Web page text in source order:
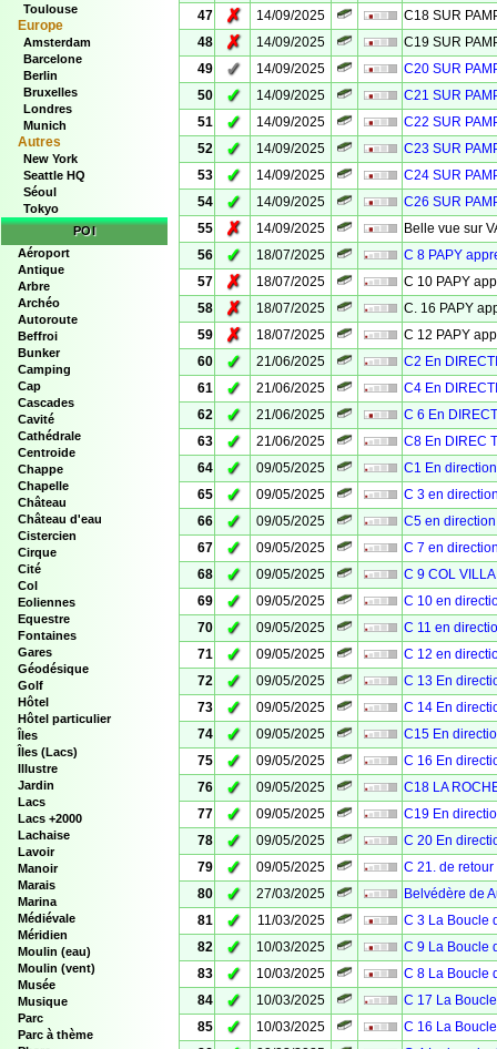
Toulouse
Europe
Amsterdam
Barcelone
Berlin
Bruxelles
Londres
Munich
Autres
New York
Seattle HQ
Séoul
Tokyo
POI
Aéroport
Antique
Arbre
Archéo
Autoroute
Beffroi
Bunker
Camping
Cap
Cascades
Cavité
Cathédrale
Centroide
Chappe
Chapelle
Château
Château d'eau
Cistercien
Cirque
Cité
Col
Eoliennes
Equestre
Fontaines
Gares
Géodésique
Golf
Hôtel
Hôtel particulier
Îles
Îles (Lacs)
Illustre
Jardin
Lacs
Lacs +2000
Lachaise
Lavoir
Manoir
Marais
Marina
Médiévale
Méridien
Moulin (eau)
Moulin (vent)
Musée
Musique
Parc
Parc à thème
47
✗ 14/09/2025
C18 SUR
48
✗ 14/09/2025
C19 SUR
49
✓ 14/09/2025
C20 SUR
50
✓ 14/09/2025
C21 SUR
51
✓ 14/09/2025
C22 SUR
52
✓ 14/09/2025
C23 SUR
53
✓ 14/09/2025
C24 SUR
54
✓ 14/09/2025
C26 SUR
55
✗ 14/09/2025
Belle vue sur
56
✓ 18/07/2025
C 8 PAPY
57
✗ 18/07/2025
C 10 PAPY
58
✗ 18/07/2025
C. 16 PAPY
59
✗ 18/07/2025
C 12 PAPY
60
✓ 21/06/2025
C2 En
61
✓ 21/06/2025
C4 En
62
✓ 21/06/2025
C 6 En
63
✓ 21/06/2025
C8 En DIREC
64
✓ 09/05/2025
C1 En
65
✓ 09/05/2025
C 3 en
66
✓ 09/05/2025
C5 en
67
✓ 09/05/2025
C 7 en
68
✓ 09/05/2025
C 9 COL
69
✓ 09/05/2025
C 10 en
70
✓ 09/05/2025
C 11 en
71
✓ 09/05/2025
C 12 en
72
✓ 09/05/2025
C 13 En
73
✓ 09/05/2025
C 14 En
74
✓ 09/05/2025
C15 En
75
✓ 09/05/2025
C 16 En
76
✓ 09/05/2025
C18 LA
77
✓ 09/05/2025
C19 En
78
✓ 09/05/2025
C 20 En
79
✓ 09/05/2025
C 21. de
80
✓ 27/03/2025
Belvédère de
81
✓ 11/03/2025
C 3 La Boucle
82
✓ 10/03/2025
C 9 La Boucle
83
✓ 10/03/2025
C 8 La Boucle
84
✓ 10/03/2025
C 17 La
85
✓ 10/03/2025
C 16 La